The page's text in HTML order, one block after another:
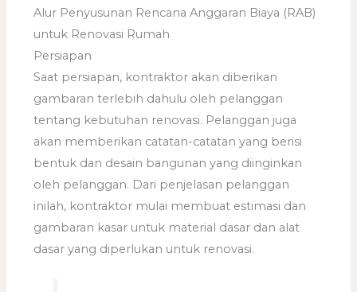
Alur Penyusunan Rencana Anggaran Biaya (RAB)
untuk Renovasi Rumah
Persiapan
Saat persiapan, kontraktor akan diberikan
gambaran terlebih dahulu oleh pelanggan
tentang kebutuhan renovasi. Pelanggan juga
akan memberikan catatan-catatan yang berisi
bentuk dan desain bangunan yang diinginkan
oleh pelanggan. Dari penjelasan pelanggan
inilah, kontraktor mulai membuat estimasi dan
gambaran kasar untuk material dasar dan alat
dasar yang diperlukan untuk renovasi.